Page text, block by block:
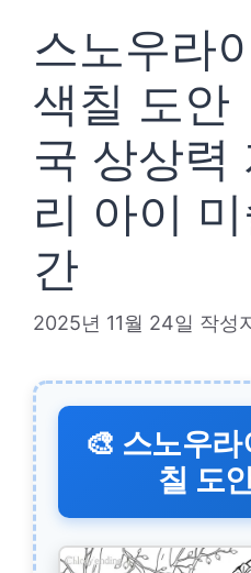
스노우라
색칠 도안
국 상상력
리 아이
간
2025년 11월 24일 작성
🎨 스노우
칠 도